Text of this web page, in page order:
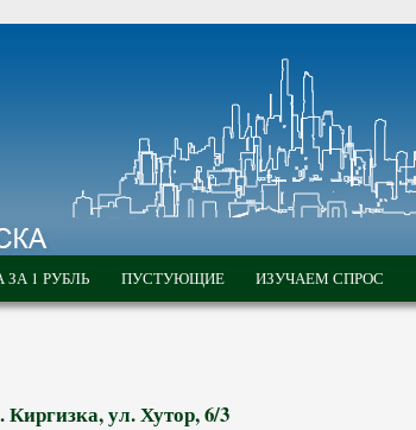
ЗА 1 РУБЛЬ ПУСТУЮЩИЕ ИЗУЧАЕМ СПРОС
ул. Хутор, 6/3